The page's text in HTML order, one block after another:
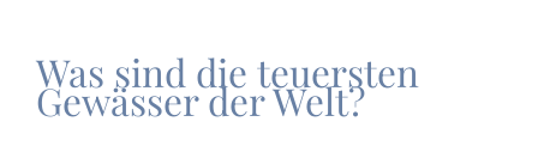
Was sind die teuersten
Gewässer der Welt?